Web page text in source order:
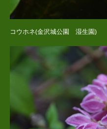
コウホネ(金沢城公園 湿生園)